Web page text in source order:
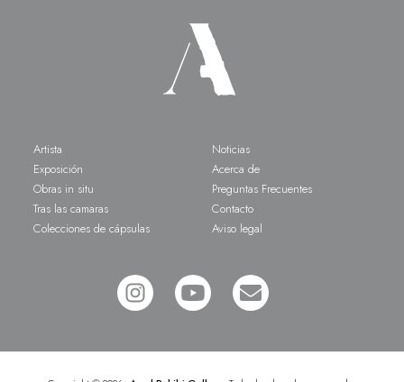
Artista
Exposición
Obras in situ
Tras las camaras
Colecciones de cápsulas
Noticias
Acerca de
Preguntas Frecuentes
Contacto
Aviso legal